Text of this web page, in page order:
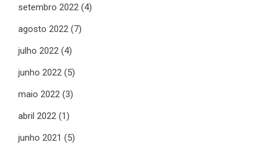
setembro 2022 (4)
agosto 2022 (7)
julho 2022 (4)
junho 2022 (5)
maio 2022 (3)
abril 2022 (1)
junho 2021 (5)